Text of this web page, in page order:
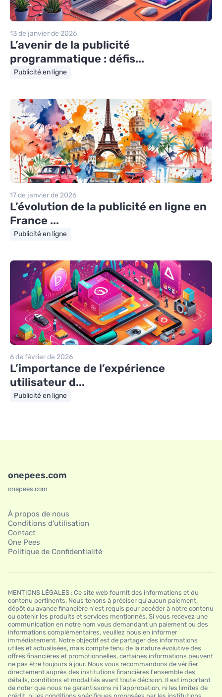
13 de janvier de 2026
L’avenir de la publicité
programmatique : défis...
Publicité en ligne
17 de janvier de 2026
L’évolution de la publicité en ligne en
France ...
Publicité en ligne
6 de février de 2026
L’importance de l’expérience
utilisateur d...
Publicité en ligne
onepees.com
onepees.com
À propos de nous
Conditions d’utilisation
Contact
One Pees
Politique de Confidentialité
MENTIONS LÉGALES : Ce site web fournit des informations et du
contenu pertinents. Nous tenons à préciser qu'aucun paiement,
dépôt ou avance financière n'est requis pour accéder à notre contenu
ou obtenir les produits et services mentionnés. Si vous recevez une
communication en notre nom vous demandant un paiement ou des
informations complémentaires, veuillez nous en informer
immédiatement. Notre objectif est de partager des informations
utiles et actualisées, mais compte tenu de la nature évolutive des
offres financières et promotionnelles, certaines informations peuvent
ne pas être toujours à jour. Nous vous recommandons de vérifier
directement auprès des institutions financières l'ensemble des
détails, conditions et modalités avant toute décision. Il est important
de noter que nous ne garantissons ni l'approbation, ni les limites de